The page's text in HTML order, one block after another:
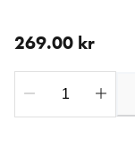
269.00 kr